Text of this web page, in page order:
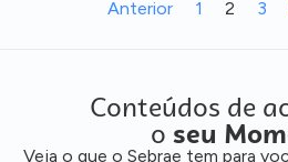
Anterior 1 2 3
Conteúdos de
o seu
Veja o que o Sebrae tem para